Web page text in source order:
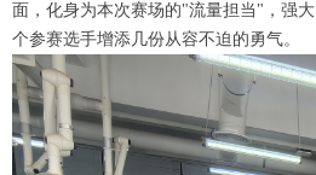
面，化身为本次赛场的"流量担当"，强
个参赛选手增添几份从容不迫的勇气。